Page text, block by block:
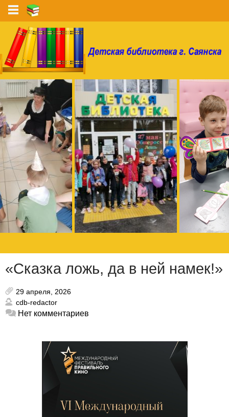
«Сказка ложь, да в ней намек!»
29 апреля, 2026
cdb-redactor
Нет комментариев